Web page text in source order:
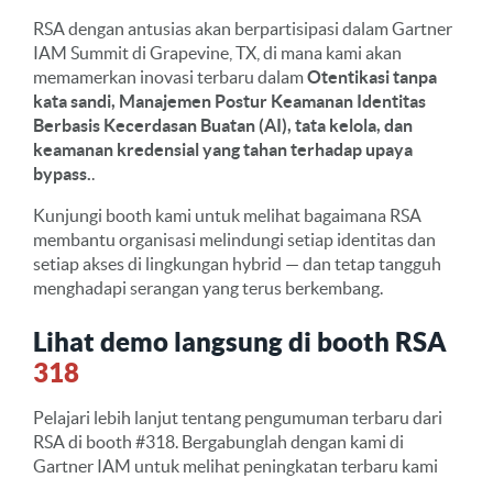
RSA dengan antusias akan berpartisipasi dalam Gartner
IAM Summit di Grapevine, TX, di mana kami akan
memamerkan inovasi terbaru dalamOtentikasi tanpa
kata sandi, Manajemen Postur Keamanan Identitas
Berbasis Kecerdasan Buatan (AI), tata kelola, dan
keamanan kredensial yang tahan terhadap upaya
bypass.
Kunjungi booth kami untuk melihat bagaimana RSA
membantu organisasi melindungi setiap identitas dan
setiap akses di lingkungan hybrid — dan tetap tangguh
menghadapi serangan yang terus berkembang.
Lihat demo langsung di booth RSA
318
Pelajari lebih lanjut tentang pengumuman terbaru dari
RSA di booth #318. Bergabunglah dengan kami di
Gartner IAM untuk melihat peningkatan terbaru kami